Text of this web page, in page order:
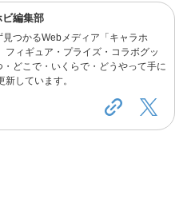
ビ編集部
つかるWebメディア「キャラホ
フィギュア・プライズ・コラボグッ
・どこで・いくらで・どうやって手に
新しています。